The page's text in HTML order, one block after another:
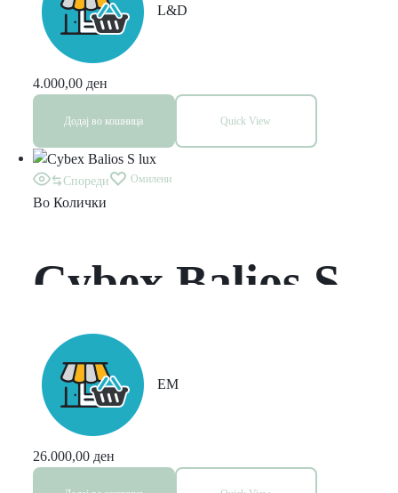
L&D
4.000,00 ден
Додај во кошница Quick View
Спореди Омилени
Во Колички
Cybex Balios S
lux
EM
26.000,00 ден